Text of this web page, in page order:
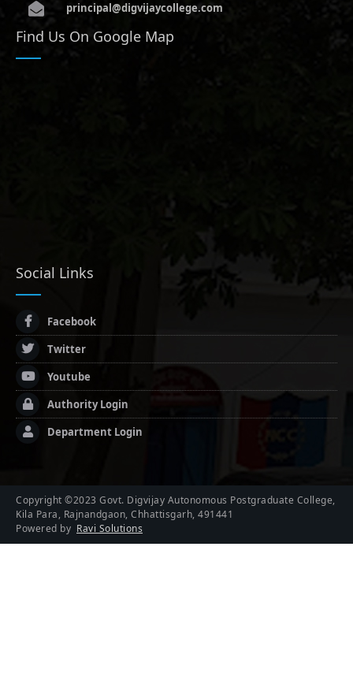
principal@digvijaycollege.com
Find Us On Google Map
Social Links
Facebook
Twitter
Youtube
Authority Login
Department Login
Copyright ©2023 Govt. Digvijay Autonomous Postgraduate College,
Kila Para, Rajnandgaon, Chhattisgarh, 491441
Powered by Ravi Solutions